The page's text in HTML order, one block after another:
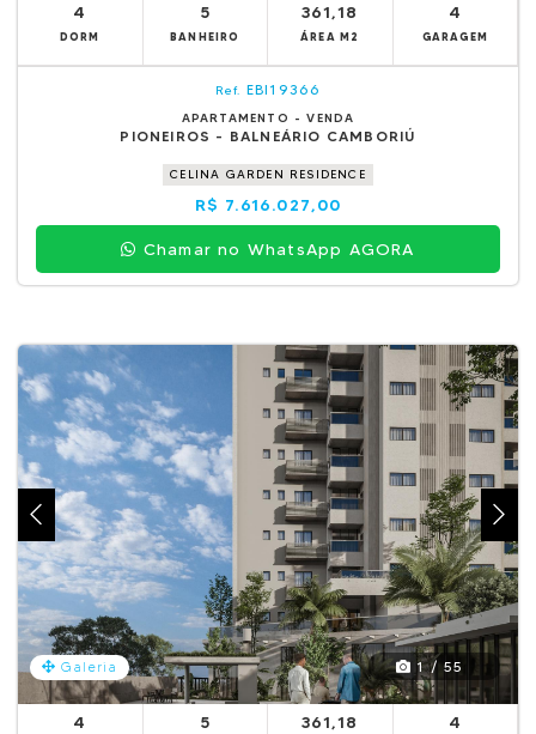
4
DORM
5
BANHEIRO
361,18
ÁREA M2
4
GARAGEM
Ref. EBI19366
APARTAMENTO - VENDA
PIONEIROS - BALNEÁRIO CAMBORIÚ
CELINA GARDEN RESIDENCE
R$ 7.616.027,00
Chamar no WhatsApp AGORA
Galeria 1 / 55
4 5 361,18 4